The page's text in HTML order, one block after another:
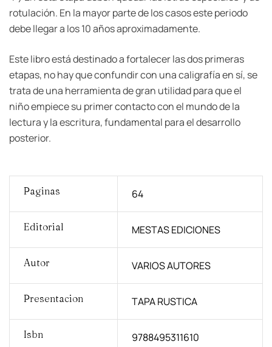
rotulación. En la mayor parte de los casos este periodo
debe llegar a los 10 años aproximadamente.
Este libro está destinado a fortalecer las dos primeras
etapas, no hay que confundir con una caligrafía en sí, se
trata de una herramienta de gran utilidad para que el
niño empiece su primer contacto con el mundo de la
lectura y la escritura, fundamental para el desarrollo
posterior.
Paginas 64
Editorial MESTAS EDICIONES
Autor VARIOS AUTORES
Presentacion TAPA RUSTICA
Isbn 9788495311610